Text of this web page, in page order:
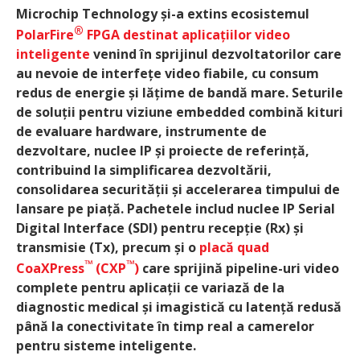
Microchip Technology și-a extins ecosistemul
PolarFire® FPGA destinat aplicațiilor video
inteligente venind în sprijinul dezvoltatorilor care
au nevoie de interfețe video fiabile, cu consum
redus de energie și lățime de bandă mare. Seturile
de soluții pentru viziune embedded combină kituri
de evaluare hardware, instrumente de
dezvoltare, nuclee IP și proiecte de referință,
contribuind la simplificarea dezvoltării,
consolidarea securității și accelerarea timpului de
lansare pe piață. Pachetele includ nuclee IP Serial
Digital Interface (SDI) pentru recepție (Rx) și
transmisie (Tx), precum și o placă quad
CoaXPress™ (CXP™) care sprijină pipeline-uri video
complete pentru aplicații ce variază de la
diagnostic medical și imagistică cu latență redusă
până la conectivitate în timp real a camerelor
pentru sisteme inteligente.